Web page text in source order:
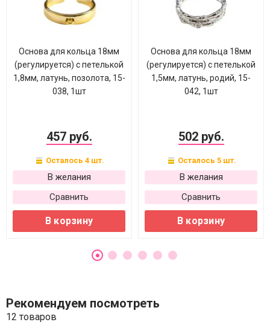
Основа для кольца 18мм
(регулируется) с петелькой
1,8мм, латунь, позолота, 15-
038, 1шт
457 руб.
Осталось 4 шт.
В желания
Сравнить
В корзину
Основа для кольца 18мм
(регулируется) с петелькой
1,5мм, латунь, родий, 15-
042, 1шт
502 руб.
Осталось 5 шт.
В желания
Сравнить
В корзину
Рекомендуем посмотреть
12 товаров